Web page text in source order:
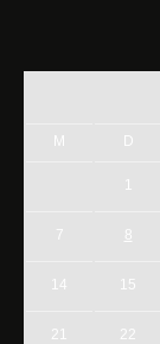
M D
1
7 8
14 15
21 22